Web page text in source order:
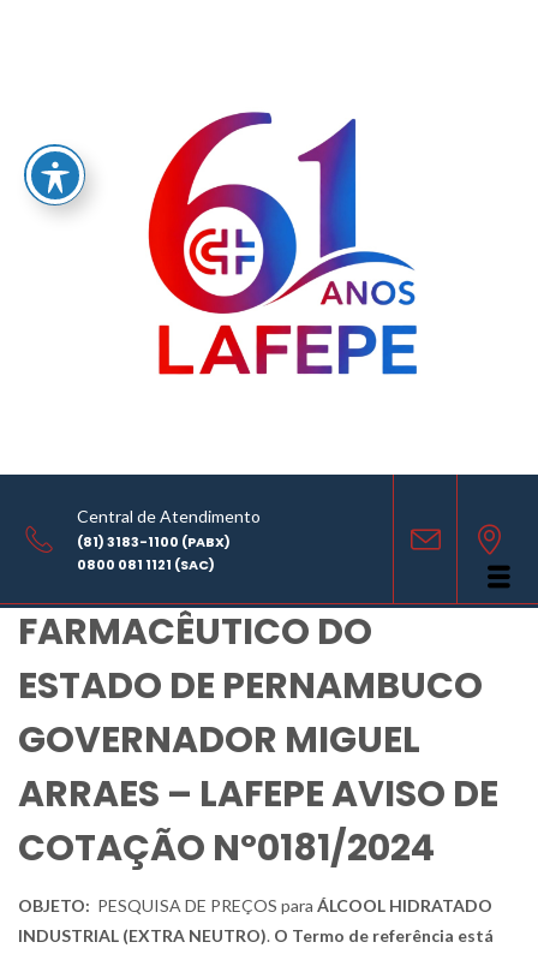
Central de Atendimento
(81) 3183-1100 (PABX)
0800 081 1121 (SAC)
LABORATÓRIO FARMACÊUTICO DO ESTADO DE PERNAMBUCO
GOVERNADOR MIGUEL ARRAES - LAFEPE AVISO DE COTAÇÃO Nº0181/2024
COMPARTILHE
LABORATÓRIO
FARMACÊUTICO DO
ESTADO DE PERNAMBUCO
GOVERNADOR MIGUEL
ARRAES – LAFEPE AVISO DE
COTAÇÃO Nº0181/2024
OBJETO: PESQUISA DE PREÇOS para ÁLCOOL HIDRATADO
INDUSTRIAL (EXTRA NEUTRO). O Termo de referência está